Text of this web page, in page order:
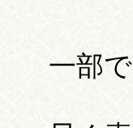
一部